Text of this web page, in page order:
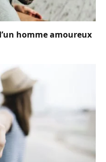
homme amoureux